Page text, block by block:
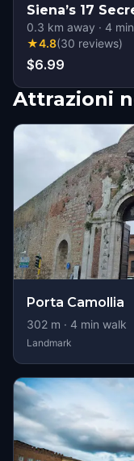
Siena’s 17
0.3 km away · 4
★4.8(30 reviews)
$6.99
Attrazioni
Porta Camollia
302 m · 4 min walk
Landmark